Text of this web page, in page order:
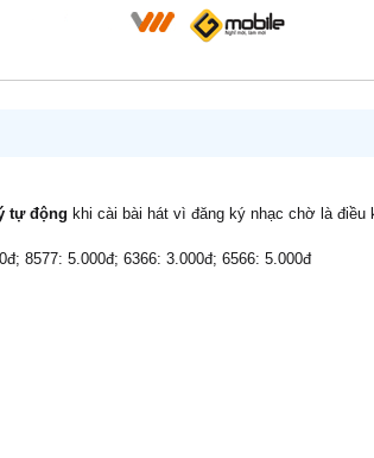
tự động khi cài bài hát vì đăng ký nhạc chờ là điều
8577: 5.000đ; 6366: 3.000đ; 6566: 5.000đ